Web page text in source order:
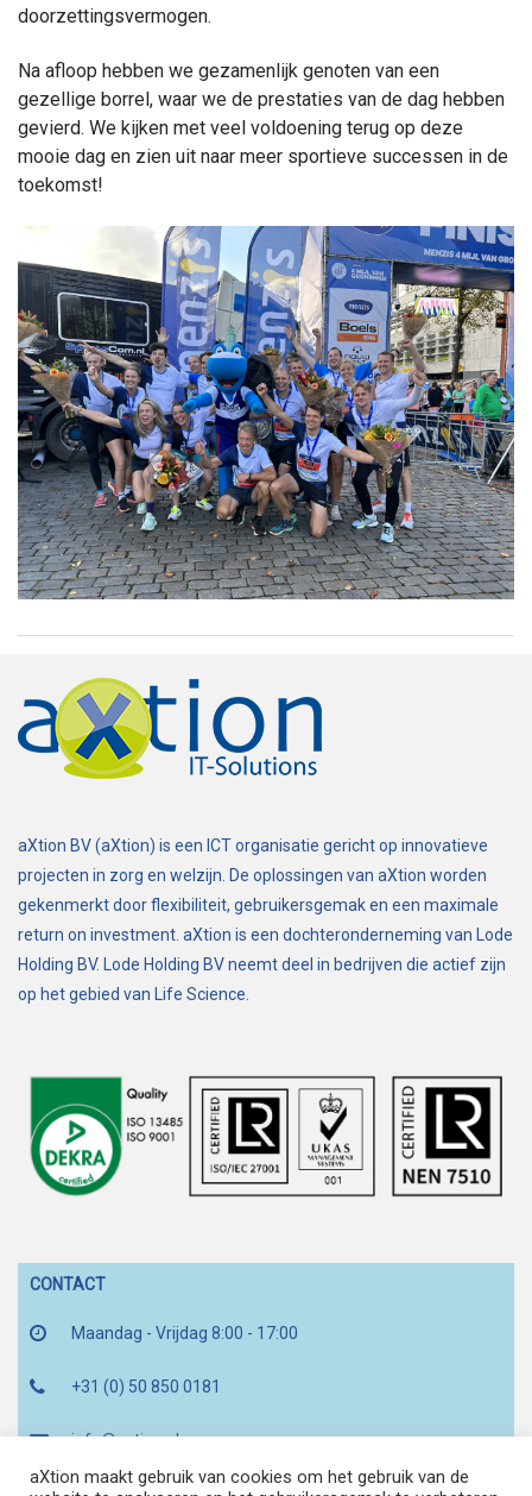
doorzettingsvermogen.
Na afloop hebben we gezamenlijk genoten van een
gezellige borrel, waar we de prestaties van de dag hebben
gevierd. We kijken met veel voldoening terug op deze
mooie dag en zien uit naar meer sportieve successen in de
toekomst!
aXtion BV (aXtion) is een ICT organisatie gericht op innovatieve
projecten in zorg en welzijn. De oplossingen van aXtion worden
gekenmerkt door flexibiliteit, gebruikersgemak en een maximale
return on investment. aXtion is een dochteronderneming van Lode
Holding BV. Lode Holding BV neemt deel in bedrijven die actief zijn
op het gebied van Life Science.
CONTACT
Maandag - Vrijdag 8:00 - 17:00
+31 (0) 50 850 0181
info@axtion.nl
aXtion maakt gebruik van cookies om het gebruik van de